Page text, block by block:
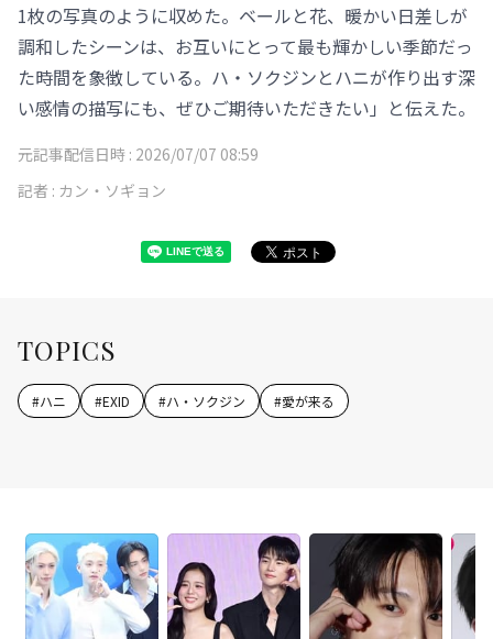
1枚の写真のように収めた。ベールと花、暖かい日差しが
調和したシーンは、お互いにとって最も輝かしい季節だっ
た時間を象徴している。ハ・ソクジンとハニが作り出す深
い感情の描写にも、ぜひご期待いただきたい」と伝えた。
元記事配信日時 : 2026/07/07 08:59
記者 : カン・ソギョン
TOPICS
#ハニ #EXID #ハ・ソクジン #愛が来る